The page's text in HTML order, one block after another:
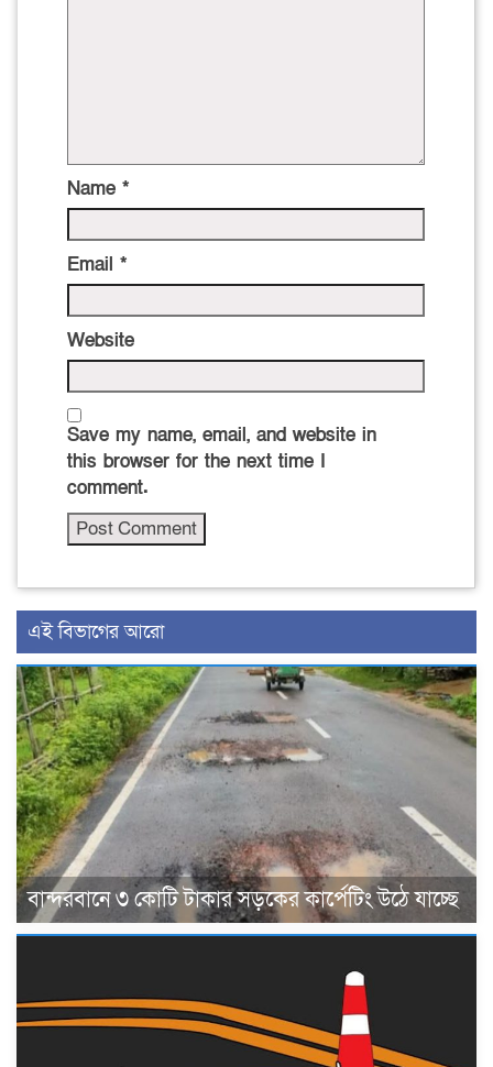
Name *
Email *
Website
Save my name, email, and website in
this browser for the next time I
comment.
এই বিভাগের আরো
বান্দরবানে ৩ কোটি টাকার সড়কের কার্পেটিং উঠে যাচ্ছে